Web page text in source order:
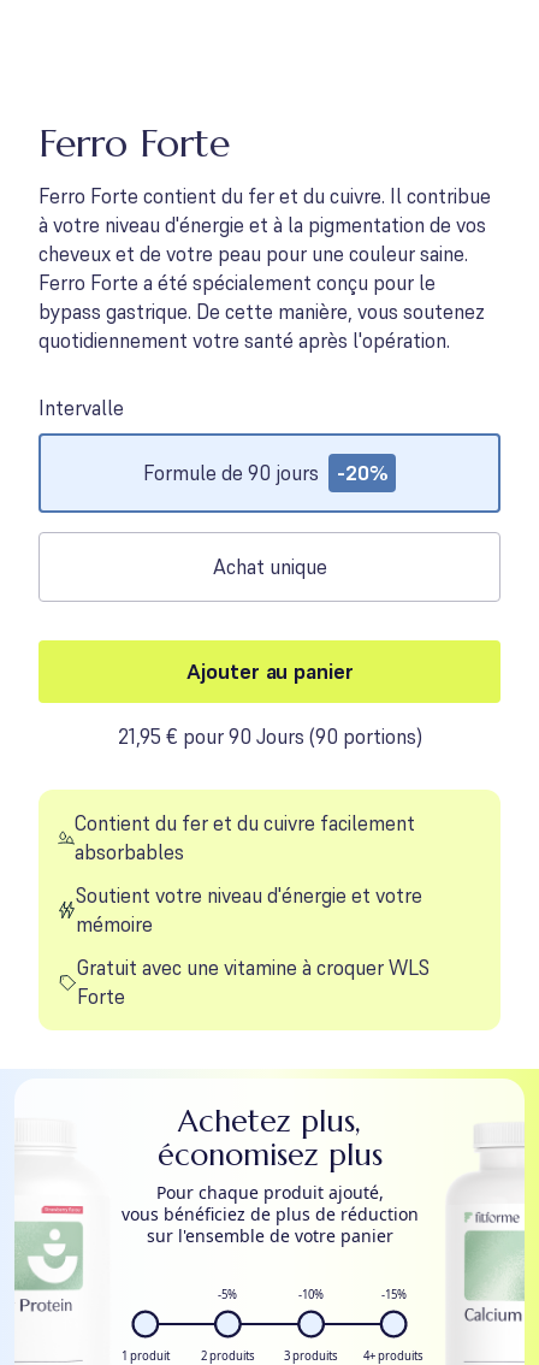
Ferro Forte
Ferro Forte contient du fer et du cuivre. Il contribue
à votre niveau d'énergie et à la pigmentation de vos
cheveux et de votre peau pour une couleur saine.
Ferro Forte a été spécialement conçu pour le
bypass gastrique. De cette manière, vous soutenez
quotidiennement votre santé après l'opération.
Intervalle
Options
Formule de 90 jours -20%
Achat unique
Ajouter au panier
21,95 € pour 90 Jours (90 portions)
Contient du fer et du cuivre facilement
absorbables
Soutient votre niveau d'énergie et votre
mémoire
Gratuit avec une vitamine à croquer WLS
Forte
Achetez plus,
économisez plus
Pour chaque produit ajouté,
vous bénéficiez de plus de réduction
sur l'ensemble de votre panier
1 produit
-5%
2 produits
-10%
3 produits
-15%
4+ produits